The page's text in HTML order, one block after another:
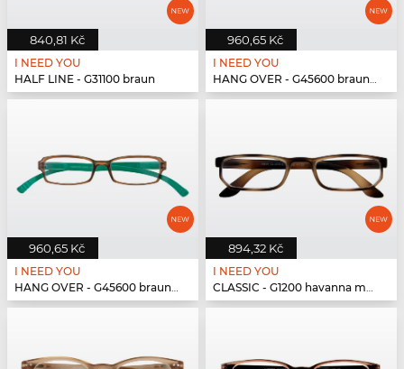
840,81 Kč
I NEED YOU
HALF LINE - G31100 braun
960,65 Kč
I NEED YOU
HANG OVER - G45600 braun-türkis
960,65 Kč
I NEED YOU
HANG OVER - G45600 braun-türkis
894,32 Kč
I NEED YOU
CLASSIC - G1200 havanna matt